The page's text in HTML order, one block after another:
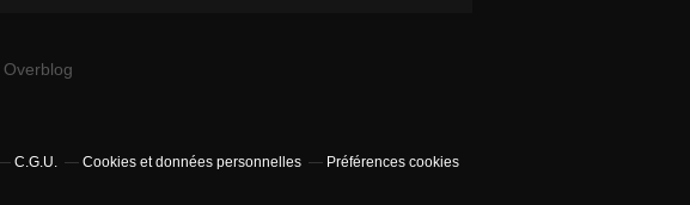
Overblog
C.G.U. Cookies et données personnelles Préférences cookies